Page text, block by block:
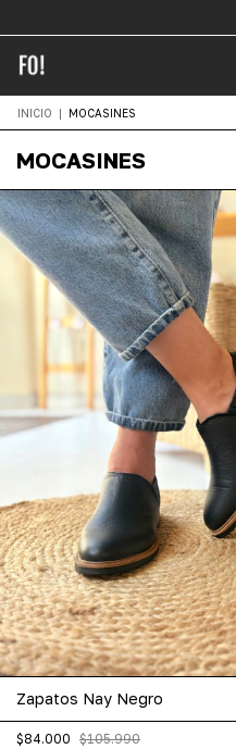
INICIO | MOCASINES
MOCASINES
Zapatos Nay Negro
$84.000 $105.990